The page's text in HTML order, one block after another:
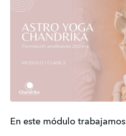
En este módulo trabajamos